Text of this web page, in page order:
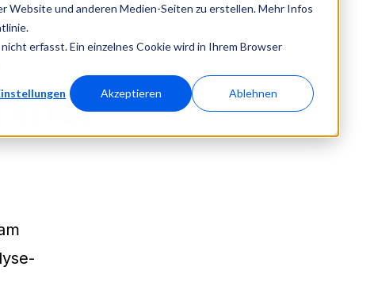
Website und anderen Medien-Seiten zu erstellen. Mehr Infos
erfasst. Ein einzelnes Cookie wird in Ihrem Browser
Akzeptieren Ablehnen